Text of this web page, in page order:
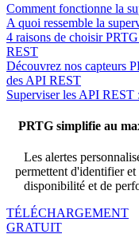
Comment fonctionne la
A quoi ressemble la
4 raisons de choisir
REST
Découvrez nos capteurs
des API REST
Superviser les API REST
PRTG simplifie au
Les alertes
permettent d'identifier
disponibilité et de
TÉLÉCHARGEMENT
GRATUIT